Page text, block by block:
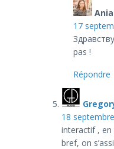
17
pas !
Répondre
18
interactif , en
bref, on